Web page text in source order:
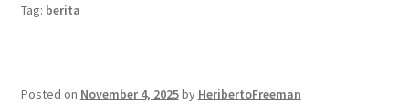
Tag: berita
Posted on November 4, 2025by HeribertoFreeman